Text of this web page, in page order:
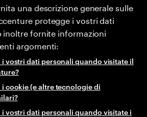
una descrizione generale sulle
protegge i vostri dati
inoltre fornite informazioni
argomenti:
vostri dati personali quando visitate il
cookie (e altre tecnologie di
vostri dati personali quando visitate i